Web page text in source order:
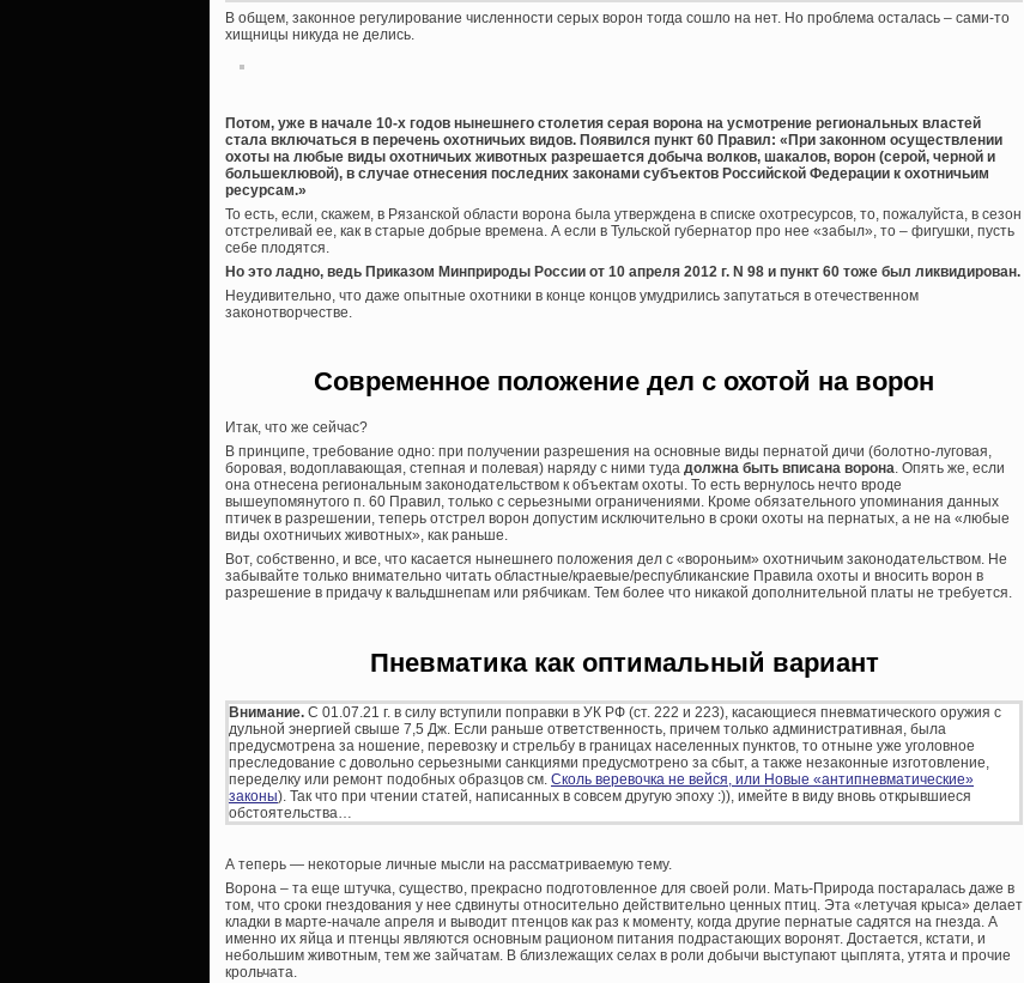
В общем, законное регулирование численности серых ворон тогда сошло на нет. Но проблема осталась – сами-то
хищницы никуда не делись.
Потом, уже в начале 10-х годов нынешнего столетия серая ворона на усмотрение региональных властей
стала включаться в перечень охотничьих видов. Появился пункт 60 Правил: «При законном осуществлении
охоты на любые виды охотничьих животных разрешается добыча волков, шакалов, ворон (серой, черной и
большеклювой), в случае отнесения последних законами субъектов Российской Федерации к охотничьим
ресурсам.»
То есть, если, скажем, в Рязанской области ворона была утверждена в списке охотресурсов, то, пожалуйста, в сезон
отстреливай ее, как в старые добрые времена. А если в Тульской губернатор про нее «забыл», то – фигушки, пусть
себе плодятся.
Но это ладно, ведь Приказом Минприроды России от 10 апреля 2012 г. N 98 и пункт 60 тоже был ликвидирован.
Неудивительно, что даже опытные охотники в конце концов умудрились запутаться в отечественном
законотворчестве.
Современное положение дел с охотой на ворон
Итак, что же сейчас?
В принципе, требование одно: при получении разрешения на основные виды пернатой дичи (болотно-луговая,
боровая, водоплавающая, степная и полевая) наряду с ними туда должна быть вписана ворона. Опять же, если
она отнесена региональным законодательством к объектам охоты. То есть вернулось нечто вроде
вышеупомянутого п. 60 Правил, только с серьезными ограничениями. Кроме обязательного упоминания данных
птичек в разрешении, теперь отстрел ворон допустим исключительно в сроки охоты на пернатых, а не на «любые
виды охотничьих животных», как раньше.
Вот, собственно, и все, что касается нынешнего положения дел с «вороньим» охотничьим законодательством. Не
забывайте только внимательно читать областные/краевые/республиканские Правила охоты и вносить ворон в
разрешение в придачу к вальдшнепам или рябчикам. Тем более что никакой дополнительной платы не требуется.
Пневматика как оптимальный вариант
Внимание. С 01.07.21 г. в силу вступили поправки в УК РФ (ст. 222 и 223), касающиеся пневматического оружия с
дульной энергией свыше 7,5 Дж. Если раньше ответственность, причем только административная, была
предусмотрена за ношение, перевозку и стрельбу в границах населенных пунктов, то отныне уже уголовное
преследование с довольно серьезными санкциями предусмотрено за сбыт, а также незаконные изготовление,
переделку или ремонт подобных образцов см. Сколь веревочка не вейся, или Новые «антипневматические»
законы). Так что при чтении статей, написанных в совсем другую эпоху :)), имейте в виду вновь открывшиеся
обстоятельства…
А теперь — некоторые личные мысли на рассматриваемую тему.
Ворона – та еще штучка, существо, прекрасно подготовленное для своей роли. Мать-Природа постаралась даже в
том, что сроки гнездования у нее сдвинуты относительно действительно ценных птиц. Эта «летучая крыса» делает
кладки в марте-начале апреля и выводит птенцов как раз к моменту, когда другие пернатые садятся на гнезда. А
именно их яйца и птенцы являются основным рационом питания подрастающих воронят. Достается, кстати, и
небольшим животным, тем же зайчатам. В близлежащих селах в роли добычи выступают цыплята, утята и прочие
крольчата.